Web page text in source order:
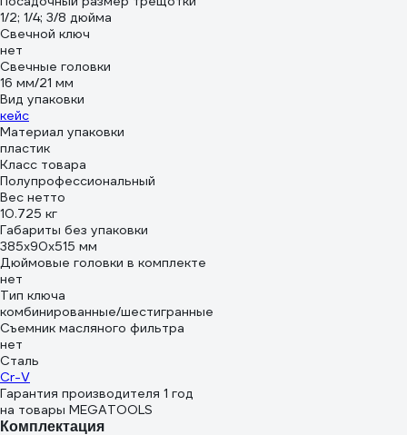
1/2; 1/4; 3/8 дюйма
Свечной ключ
нет
Свечные головки
16 мм/21 мм
Вид упаковки
кейс
Материал упаковки
пластик
Класс товара
Полупрофессиональный
Вес нетто
10.725 кг
Габариты без упаковки
385х90х515 мм
Дюймовые головки в комплекте
нет
Тип ключа
комбинированные/шестигранные
Съемник масляного фильтра
нет
Сталь
Cr-V
Гарантия производителя 1 год
на товары MEGATOOLS
Комплектация